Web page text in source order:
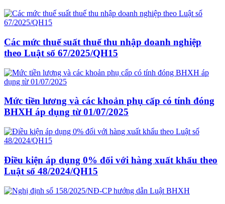
Các mức thuế suất thuế thu nhập doanh nghiệp
theo Luật số 67/2025/QH15
Mức tiền lương và các khoản phụ cấp có tính đóng
BHXH áp dụng từ 01/07/2025
Điều kiện áp dụng 0% đối với hàng xuất khẩu theo
Luật số 48/2024/QH15